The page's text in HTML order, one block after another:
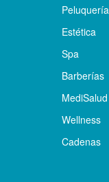
Peluquería
Estética
Spa
Barberías
MediSalud
Wellness
Cadenas